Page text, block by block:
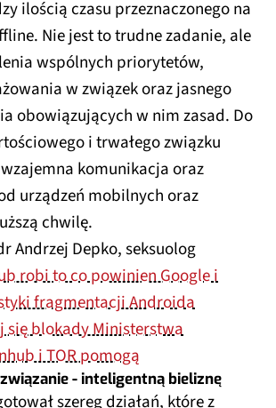
ilością czasu przeznaczonego na
Nie jest to trudne zadanie, ale
wspólnych priorytetów,
w związek oraz jasnego
obowiązujących w nim zasad. Do
i trwałego związku
komunikacja oraz
urządzeń mobilnych oraz
chwilę.
Andrzej Depko, seksuolog
robi to co powinien Google i
fragmentacji Androida
się blokady Ministerstwa
i TOR pomogą
- inteligentną bieliznę
szereg działań, które z